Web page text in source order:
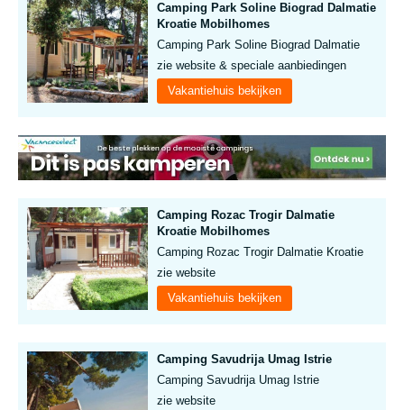
Camping Park Soline Biograd Dalmatie
Kroatie Mobilhomes
Camping Park Soline Biograd Dalmatie
zie website & speciale aanbiedingen
Vakantiehuis bekijken
Camping Rozac Trogir Dalmatie
Kroatie Mobilhomes
Camping Rozac Trogir Dalmatie Kroatie
zie website
Vakantiehuis bekijken
Camping Savudrija Umag Istrie
Camping Savudrija Umag Istrie
zie website